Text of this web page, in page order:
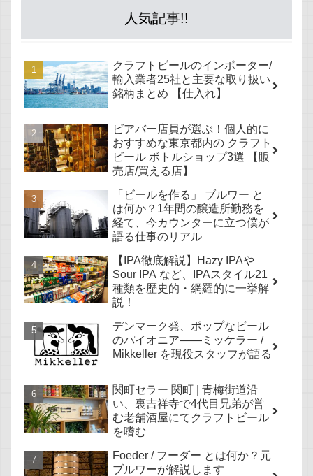
人気記事!!
クラフトビールのインポーター/
輸入業者25社と主要な取り扱い
銘柄まとめ 【仕入れ】
ビアバー店員が選ぶ！個人的に
おすすめな東京都内の クラフト
ビール ボトルショップ3選 【販
売店/買える店】
「ビールを作る」 ブルワー と
は何か？1年間の醸造所勤務を
経て、今カウンターに立つ僕が
語る仕事のリアル
【IPA徹底解説】Hazy IPAや
Sour IPA など、IPAスタイル21
種類を歴史的・網羅的に一挙解
説！
デンマーク発、ポップなビール
のパイオニア——ミッケラー /
Mikkeller を現役スタッフが語る
関町セラー 関町 | 青梅街道沿
い、裏吉祥寺で4代目兄弟が営
む老舗酒屋にてクラフトビール
を嗜む
Foeder / フーダー とは何か？元
ブルワーが解説します